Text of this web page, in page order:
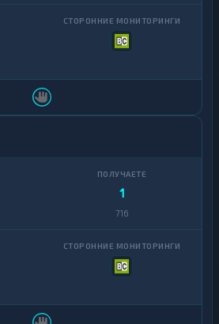
1
716